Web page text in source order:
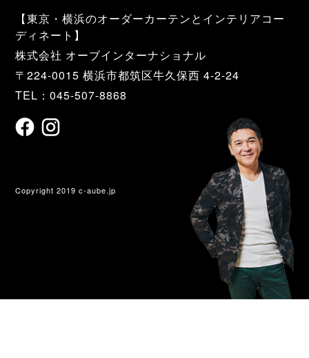
【東京・横浜のオーダーカーテンとインテリアコー
ディネート】
株式会社 オーブインターナショナル
〒224-0015 横浜市都筑区牛久保西 4-2-24
TEL：045-507-8868
Copyright 2019 c-aube.jp